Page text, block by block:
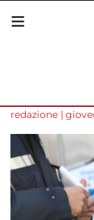
redazione |